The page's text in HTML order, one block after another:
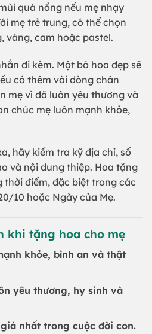
quá nồng nếu mẹ nhạy
mẹ trẻ trung, có thể chọn
vàng, cam hoặc pastel.
đi kèm. Một bó hoa đẹp sẽ
có thêm vài dòng chân
mẹ vì đã luôn yêu thương và
chúc mẹ luôn mạnh khỏe,
hãy kiểm tra kỹ địa chỉ, số
và nội dung thiệp. Hoa tặng
thời điểm, đặc biệt trong các
10 hoặc Ngày của Mẹ.
khi tặng hoa cho mẹ
khỏe, bình an và thật
yêu thương, hy sinh và
nhất trong cuộc đời con.